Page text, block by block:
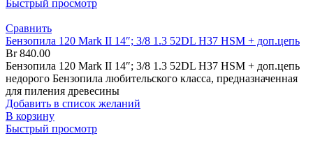
Быстрый просмотр
Сравнить
Бензопила 120 Mark II 14″; 3/8 1.3 52DL H37 HSM + доп.цепь
Br840.00
Бензопила 120 Mark II 14″; 3/8 1.3 52DL H37 HSM + доп.цепь
недорого Бензопила любительского класса, предназначенная
для пиления древесины
Добавить в список желаний
В корзину
Быстрый просмотр